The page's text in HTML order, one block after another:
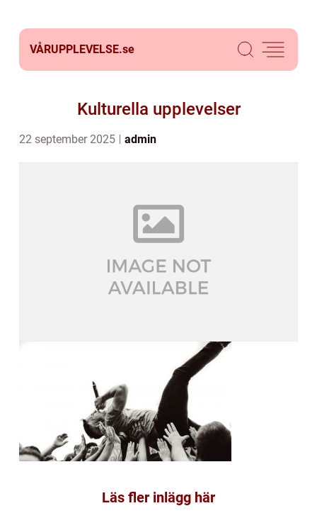
VÅRUPPLEVELSE.se
Kulturella upplevelser
22 september 2025 admin
Läs fler inlägg här